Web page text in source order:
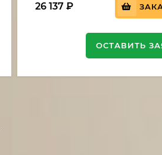
26 137₽
ОСТАВИТЬ